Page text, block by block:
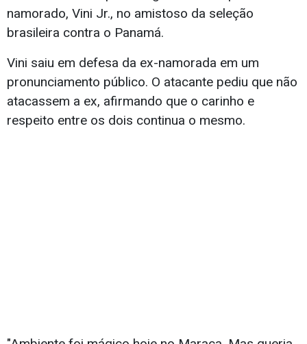
namorado, Vini Jr., no amistoso da seleção
brasileira contra o Panamá.
Vini saiu em defesa da ex-namorada em um
pronunciamento público. O atacante pediu que não
atacassem a ex, afirmando que o carinho e
respeito entre os dois continua o mesmo.